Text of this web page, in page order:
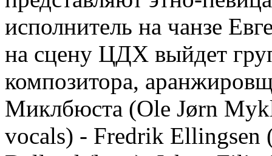
исполнитель на чанзе
на сцену ЦДХ выйдет
композитора,
Миклбюста (Ole Jørn
vocals) - Fredrik